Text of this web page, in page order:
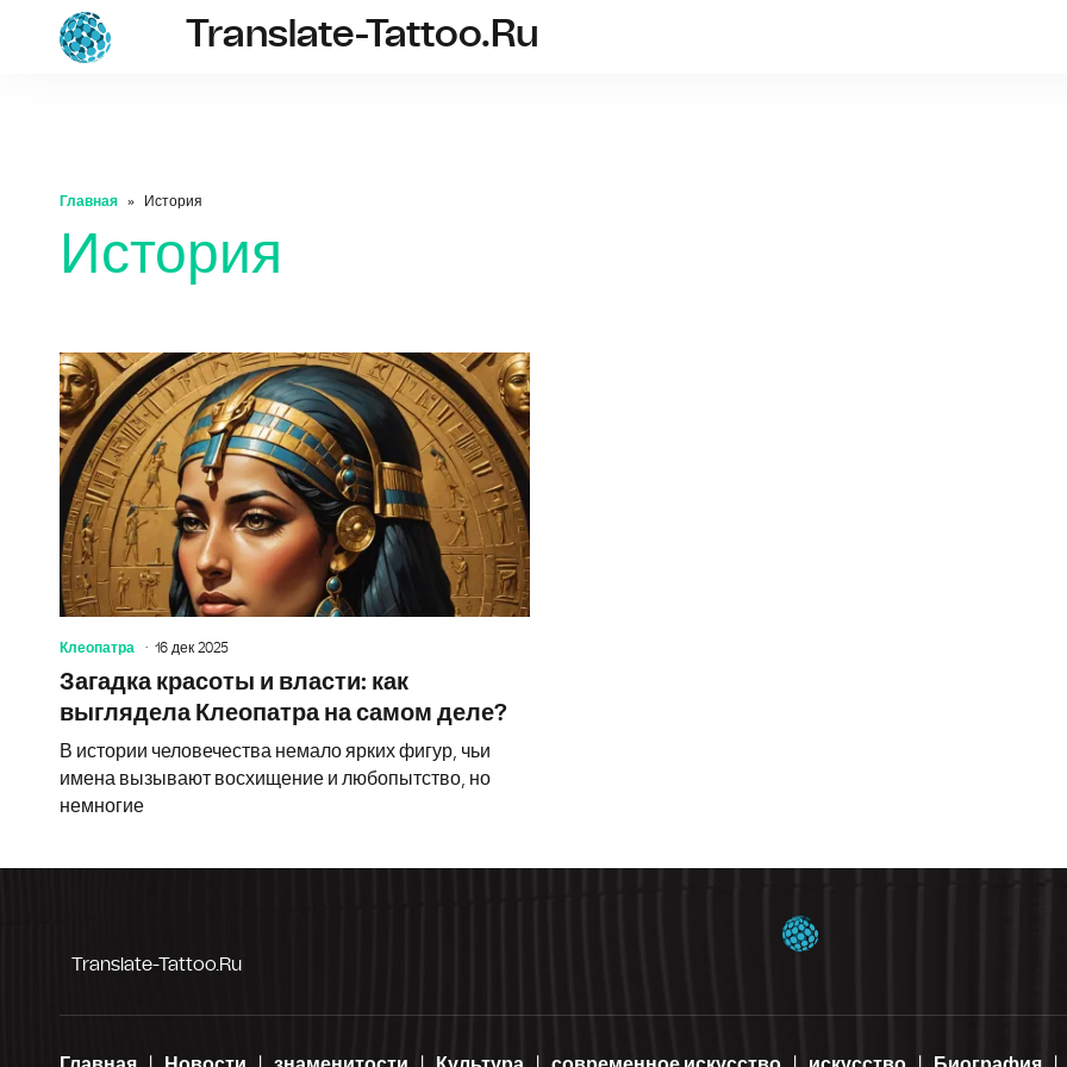
translate-tattoo.ru
Translate-Tattoo.ru
Главная История
История
Клеопатра 16 дек 2025
Загадка красоты и власти: как
выглядела Клеопатра на самом деле?
В истории человечества немало ярких фигур, чьи
имена вызывают восхищение и любопытство, но
немногие
Translate-Tattoo.ru